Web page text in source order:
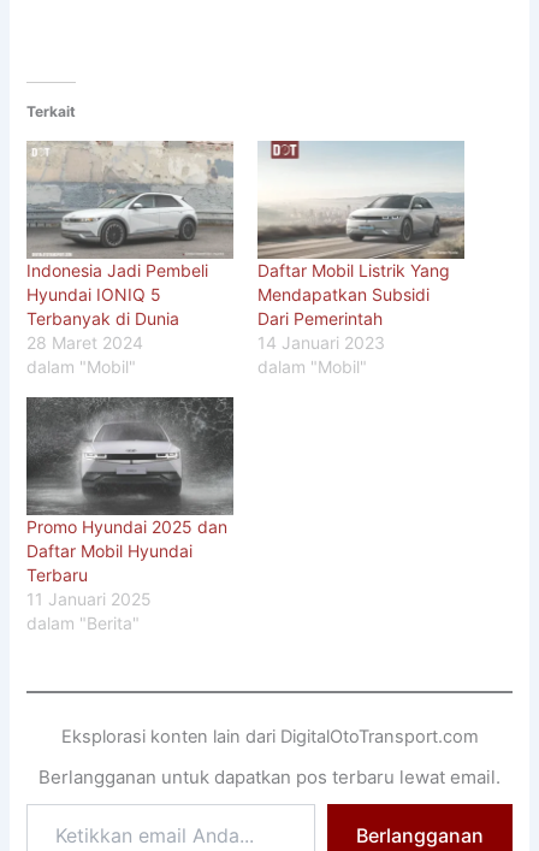
Terkait
Indonesia Jadi Pembeli
Hyundai IONIQ 5
Terbanyak di Dunia
28 Maret 2024
dalam "Mobil"
Daftar Mobil Listrik Yang
Mendapatkan Subsidi
Dari Pemerintah
14 Januari 2023
dalam "Mobil"
Promo Hyundai 2025 dan
Daftar Mobil Hyundai
Terbaru
11 Januari 2025
dalam "Berita"
Eksplorasi konten lain dari DigitalOtoTransport.com
Berlangganan untuk dapatkan pos terbaru lewat email.
email
Berlangganan